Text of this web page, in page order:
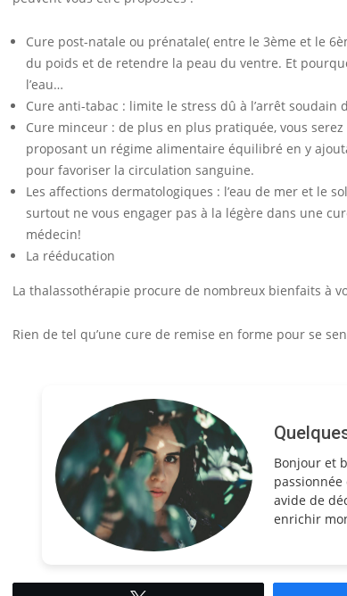
Cure post-natale ou prénatale( entre le 3ème et le
du poids et de retendre la peau du ventre. Et
l’eau…
Cure anti-tabac : limite le stress dû à l’arrêt soudain
Cure minceur : de plus en plus pratiquée, vous
proposant un régime alimentaire équilibré en y
pour favoriser la circulation sanguine.
Les affections dermatologiques : l’eau de mer et le
surtout ne vous engager pas à la légère dans une
médecin!
La rééducation
La thalassothérapie procure de nombreux bienfaits à
Rien de tel qu’une cure de remise en forme pour se
Bonjour et
avide de
enrichir